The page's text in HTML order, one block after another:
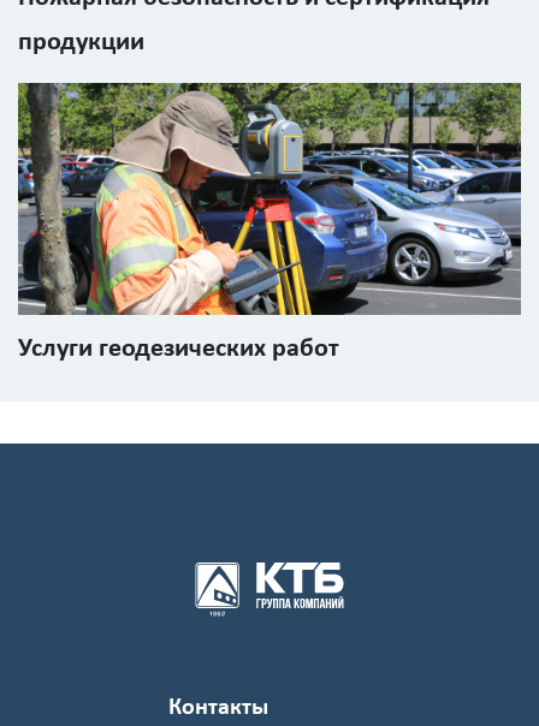
продукции
Услуги геодезических работ
Контакты
данных